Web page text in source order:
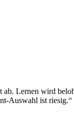
ab. Lernen wird
Auswahl ist riesig.“